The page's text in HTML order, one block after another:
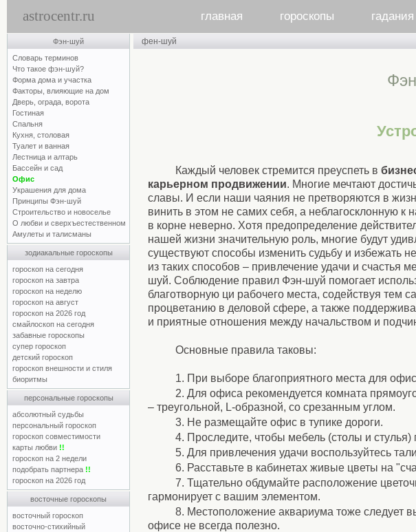
astrocentr.ru главная гороскопы гадания
Фэн-шуй
Словарь терминов
Что такое фэн-шуй?
Форма дома и участка
Факторы, влияющие на дом
Дверь, ограда, ворота
Гостиная
Спальня
Кухня, столовая
Туалет и ванная
Лестница и алтарь
Бассейн и сад
Офис
Украшения для дома
Принципы Фэн-шуй
Строительство и новоселье
О любви и сверхъестественном
Амулеты и талисманы
зодиакальные гороскопы
гороскоп на сегодня
гороскоп на завтра
гороскоп на неделю
гороскоп на август
гороскоп на 2026 год
смайлоскоп на сегодня
забавные гороскопы
супер гороскоп
детский гороскоп
гороскоп внешности и стиля
биоритмы
персональные гороскопы
абсолютный судьбы
персональный гороскоп
гороскоп совместимости
карты любви !!
гороскоп на 2 недели
подобрать партнера !!
гороскоп на 2026 год
восточные гороскопы
восточный гороскоп
восточно-стихийный
фен-шуй
Каждый человек стремится преуспеть в
карьерном продвижении. Многие мечтают
славы. И если наши чаяния не претворяются в
винить в этом не самих себя, а неблагосклонную к
в корне неверно. Хотя предопределение
нашей жизни значительную роль, многие будут
существуют способы изменить судьбу и избежать
из таких способов – привлечение удачи и счастья
шуй. Соблюдение правил Фэн-шуй помогает
благотворную ци рабочего места, содействуя тем
процветанию в деловой сфере, а также
и приятные отношения между начальством и
Основные правила таковы:
1. При выборе благоприятного места для
2. Для офиса рекомендуется комната
– треугольной, L-образной, со срезанным углом.
3. Не размещайте офис в тупике дороги.
4. Проследите, чтобы мебель (столы и стулья)
5. Для привлечения удачи воспользуйтесь
6. Расставьте в кабинетах живые цветы на
7. Тщательно обдумайте расположение
гармонирует с вашим элементом.
8. Местоположение аквариума тоже следует
офисе не всегда полезно.